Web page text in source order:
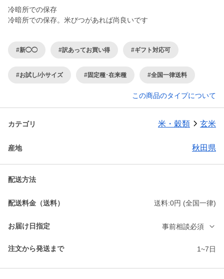
冷暗所での保存
冷暗所での保存。米びつがあれば尚良いです
#新◯◯ #訳あってお買い得 #ギフト対応可
#お試し/小サイズ #固定種･在来種 #全国一律送料
この商品のタイプについて
カテゴリ 米・穀類 玄米
産地 秋田県
配送方法
配送料金（送料） 送料:0円 (全国一律)
お届け日指定 事前相談必須
注文から発送まで 1~7日